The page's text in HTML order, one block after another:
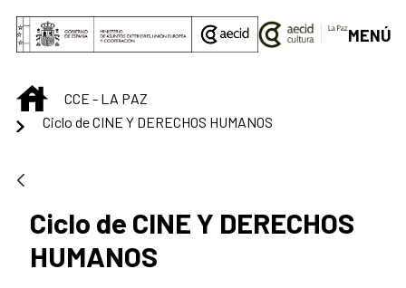
Saltar al contenido principal
MENÚ
INICIOCCE - LA PAZ
Ciclo de CINE Y DERECHOS HUMANOS
Ciclo de CINE Y DERECHOS
HUMANOS